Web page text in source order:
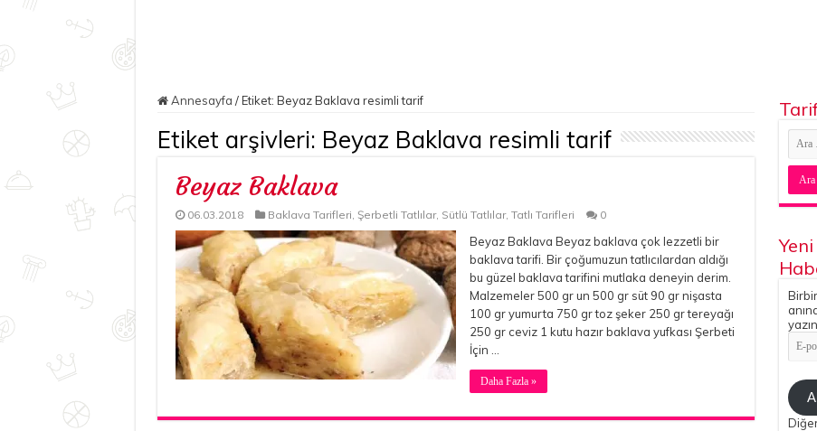
Annesayfa / Etiket: Beyaz Baklava resimli tarif
Etiket arşivleri: Beyaz Baklava resimli tarif
Beyaz Baklava
06.03.2018 Baklava Tarifleri, Şerbetli Tatlılar, Sütlü Tatlılar, Tatlı Tarifleri 0
Beyaz Baklava Beyaz baklava çok lezzetli bir
baklava tarifi. Bir çoğumuzun tatlıcılardan aldığı
bu güzel baklava tarifini mutlaka deneyin derim.
Malzemeler 500 gr un 500 gr süt 90 gr nişasta
100 gr yumurta 750 gr toz şeker 250 gr tereyağı
250 gr ceviz 1 kutu hazır baklava yufkası Şerbeti
İçin …
Daha Fazla »
E-